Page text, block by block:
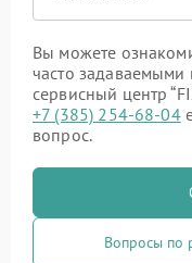
Вы можете
часто задаваемыми
сервисный центр
+7 (385) 254-68-04
вопрос.
Вопросы по